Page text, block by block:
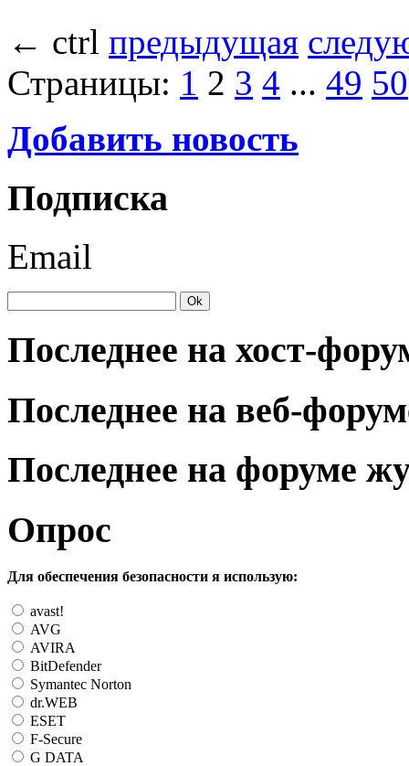
← ctrl предыдущая
Страницы: 1 2 3 4 ... 49 50
Добавить новость
Подписка
Email
Последнее на хост-
Последнее на веб-
Последнее на форуме
Опрос
Для обеспечения безопасности я использую:
avast!
AVG
AVIRA
BitDefender
Symantec Norton
dr.WEB
ESET
F-Secure
G DATA